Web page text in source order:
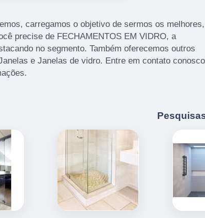
carregamos o objetivo de sermos os melhores,
precise de FECHAMENTOS EM VIDRO, a
no segmento. Também oferecemos outros
e Janelas de vidro. Entre em contato conosco